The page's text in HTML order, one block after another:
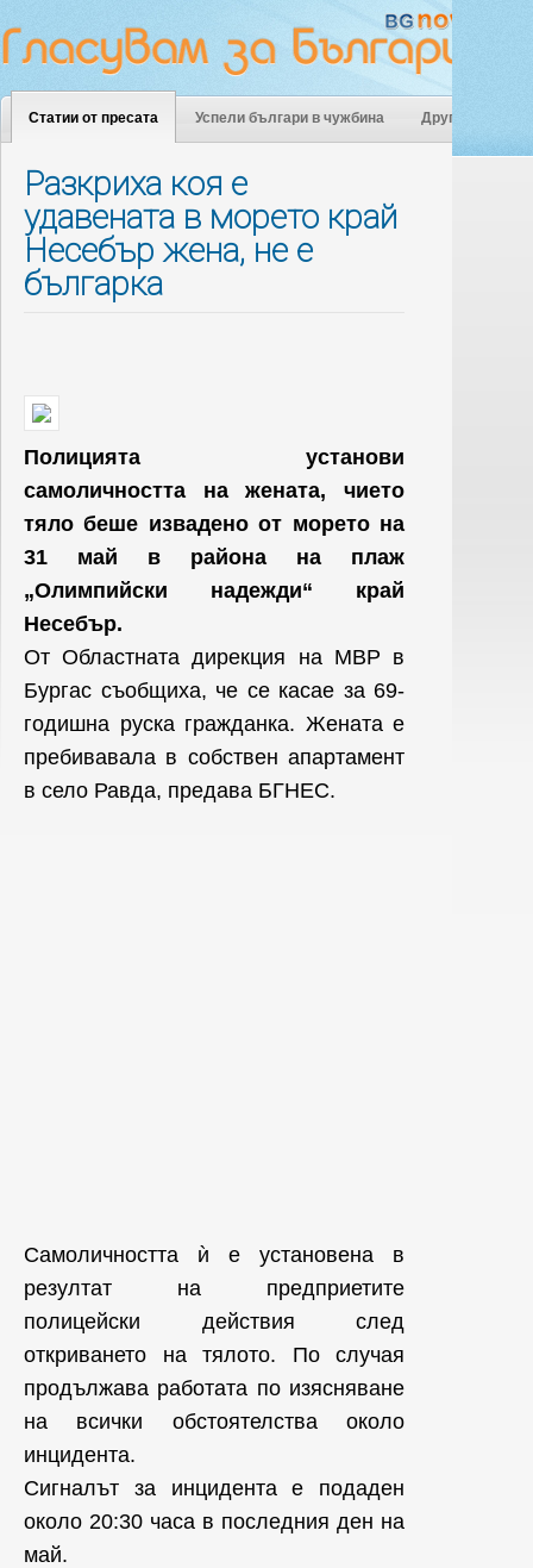
Статии от пресата Успели българи в чужбина Други
Разкриха коя е
удавената в морето край
Несебър жена, не е
българка
Полицията установи
самоличността на жената, чието
тяло беше извадено от морето на
31 май в района на плаж
„Олимпийски надежди“ край
Несебър.
От Областната дирекция на МВР в
Бургас съобщиха, че се касае за 69-
годишна руска гражданка. Жената е
пребивавала в собствен апартамент
в село Равда, предава БГНЕС.
Самоличността ѝ е установена в
резултат на предприетите
полицейски действия след
откриването на тялото. По случая
продължава работата по изясняване
на всички обстоятелства около
инцидента.
Cигналът за инцидента е подаден
около 20:30 часа в последния ден на
май.